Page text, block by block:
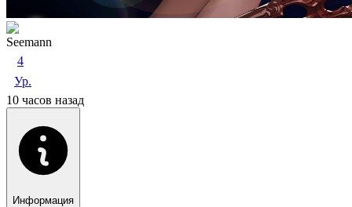
Seemann
4
Ур.
10 часов назад
Информация